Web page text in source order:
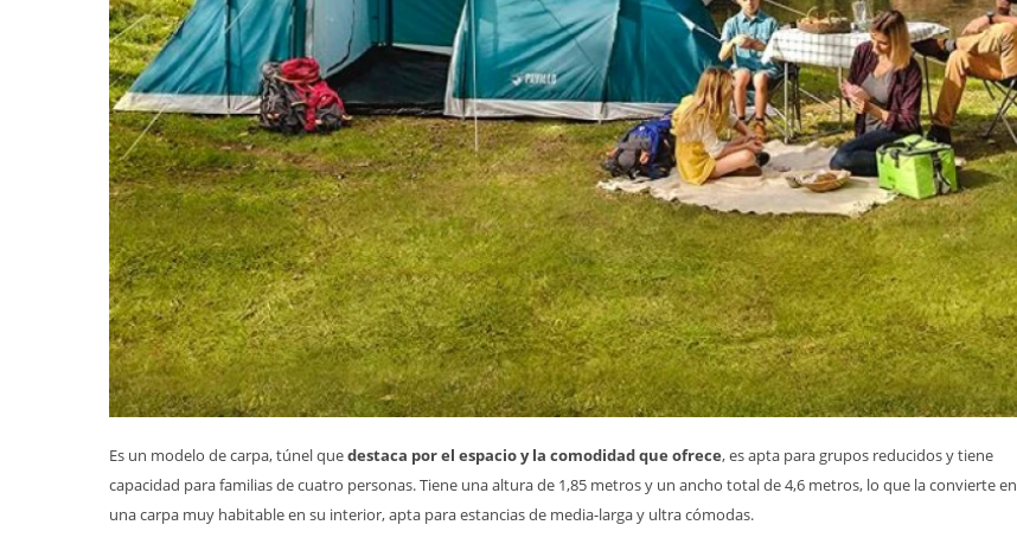
Es un modelo de carpa, túnel quedestaca por el espacio y la comodidad que ofrece, es apta para grupos reducidos y tiene
capacidad para familias de cuatro personas. Tiene una altura de 1,85 metros y un ancho total de 4,6 metros, lo que la convierte en
una carpa muy habitable en su interior, apta para estancias de media-larga y ultra cómodas.